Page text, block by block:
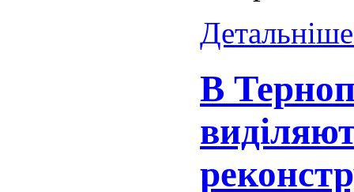
В